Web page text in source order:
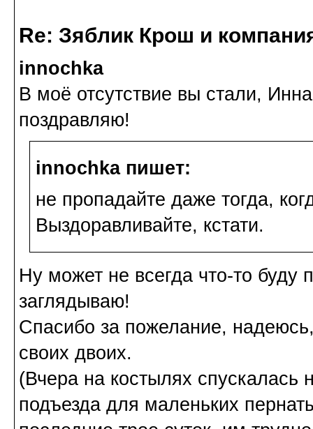
Re: Зяблик Крош и
innochka
В моё отсутствие вы стали,
поздравляю!
innochka пишет:
не пропадайте даже тогда,
Выздоравливайте, кстати.
Ну может не всегда что-то буду
заглядываю!
Спасибо за пожелание,
своих двоих.
(Вчера на костылях спускалась
подъезда для маленьких